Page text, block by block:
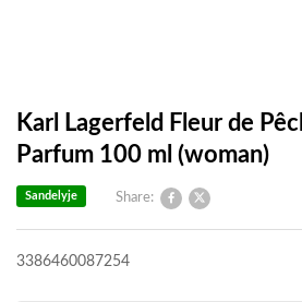
Karl Lagerfeld Fleur de
Parfum 100 ml (woman)
Share:
Sandelyje
3386460087254